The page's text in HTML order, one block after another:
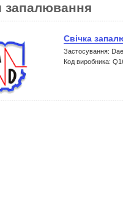
запалювання
Свічка
Застосування:
Код виробника: